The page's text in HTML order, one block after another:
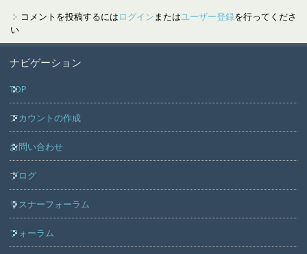
コメントを投稿するにはログイン またはユーザー登録を行ってくださ
い
ナビゲーション
TOP
アカウントの作成
お問い合わせ
ブログ
リスナーフォーラム
フォーラム